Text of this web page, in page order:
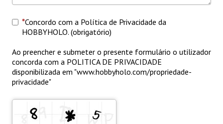
Concordo com a Política de Privacidade da
HOBBYHOLO. (obrigatório)
Ao preencher e submeter o presente formulário o utilizador
concorda com a POLITICA DE PRIVACIDADE
disponibilizada em "www.hobbyholo.com/propriedade-
privacidade"